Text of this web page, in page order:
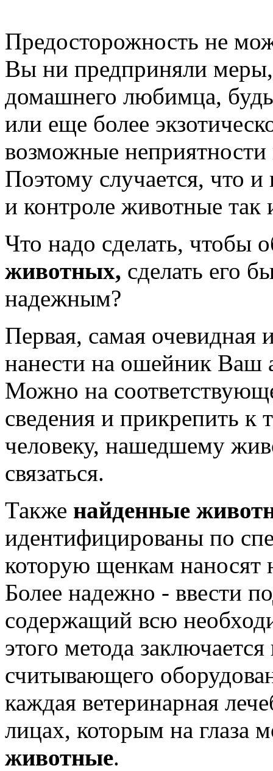
Предосторожность не
Вы ни предприняли меры,
домашнего любимца,
или еще более
возможные неприятности
Поэтому случается, что
и контроле животные так
Что надо сделать, чтобы
животных, сделать его
надежным?
Первая, самая очевидная
нанести на ошейник Ваш
Можно на
сведения и прикрепить к
человеку, нашедшему
связаться.
Также найденные
идентифицированы по
которую щенкам наносят
Более надежно - ввести
содержащий всю
этого метода
считывающего
каждая ветеринарная
лицах, которым на глаза
животные.